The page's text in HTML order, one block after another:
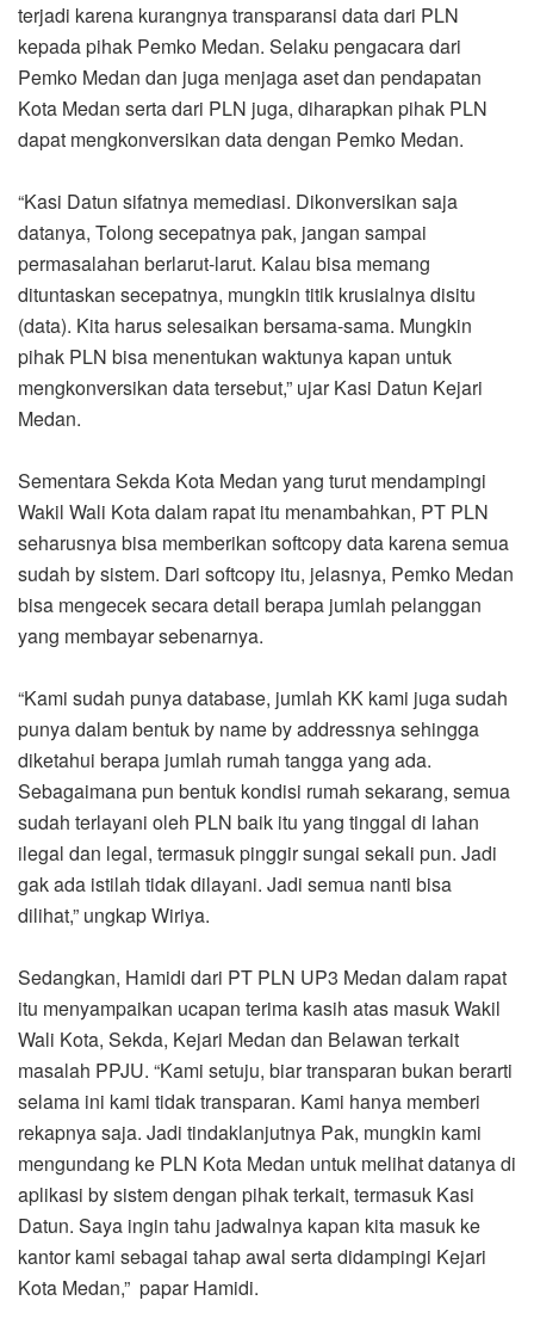
terjadi karena kurangnya transparansi data dari PLN
kepada pihak Pemko Medan. Selaku pengacara dari
Pemko Medan dan juga menjaga aset dan pendapatan
Kota Medan serta dari PLN juga, diharapkan pihak PLN
dapat mengkonversikan data dengan Pemko Medan.
“Kasi Datun sifatnya memediasi. Dikonversikan saja
datanya, Tolong secepatnya pak, jangan sampai
permasalahan berlarut-larut. Kalau bisa memang
dituntaskan secepatnya, mungkin titik krusialnya disitu
(data). Kita harus selesaikan bersama-sama. Mungkin
pihak PLN bisa menentukan waktunya kapan untuk
mengkonversikan data tersebut,” ujar Kasi Datun Kejari
Medan.
Sementara Sekda Kota Medan yang turut mendampingi
Wakil Wali Kota dalam rapat itu menambahkan, PT PLN
seharusnya bisa memberikan softcopy data karena semua
sudah by sistem. Dari softcopy itu, jelasnya, Pemko Medan
bisa mengecek secara detail berapa jumlah pelanggan
yang membayar sebenarnya.
“Kami sudah punya database, jumlah KK kami juga sudah
punya dalam bentuk by name by addressnya sehingga
diketahui berapa jumlah rumah tangga yang ada.
Sebagaimana pun bentuk kondisi rumah sekarang, semua
sudah terlayani oleh PLN baik itu yang tinggal di lahan
ilegal dan legal, termasuk pinggir sungai sekali pun. Jadi
gak ada istilah tidak dilayani. Jadi semua nanti bisa
dilihat,” ungkap Wiriya.
Sedangkan, Hamidi dari PT PLN UP3 Medan dalam rapat
itu menyampaikan ucapan terima kasih atas masuk Wakil
Wali Kota, Sekda, Kejari Medan dan Belawan terkait
masalah PPJU. “Kami setuju, biar transparan bukan berarti
selama ini kami tidak transparan. Kami hanya memberi
rekapnya saja. Jadi tindaklanjutnya Pak, mungkin kami
mengundang ke PLN Kota Medan untuk melihat datanya di
aplikasi by sistem dengan pihak terkait, termasuk Kasi
Datun. Saya ingin tahu jadwalnya kapan kita masuk ke
kantor kami sebagai tahap awal serta didampingi Kejari
Kota Medan,” papar Hamidi.